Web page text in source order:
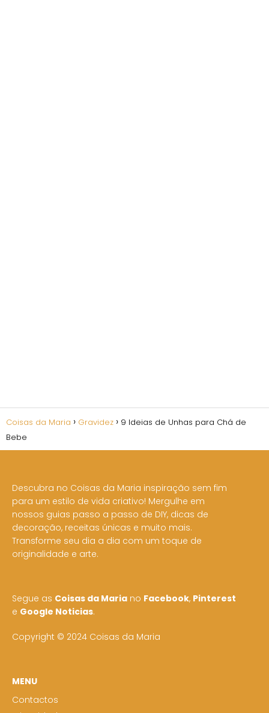
Coisas da Maria Gravidez
9 Ideias de Unhas para Chá de
Bebe
Descubra no Coisas da Maria inspiração sem fim
para um estilo de vida criativo! Mergulhe em
nossos guias passo a passo de DIY, dicas de
decoração, receitas únicas e muito mais.
Transforme seu dia a dia com um toque de
originalidade e arte.
Segue as Coisas da Maria no Facebook, Pinterest
e Google Noticias.
Copyright © 2024 Coisas da Maria
MENU
Contactos